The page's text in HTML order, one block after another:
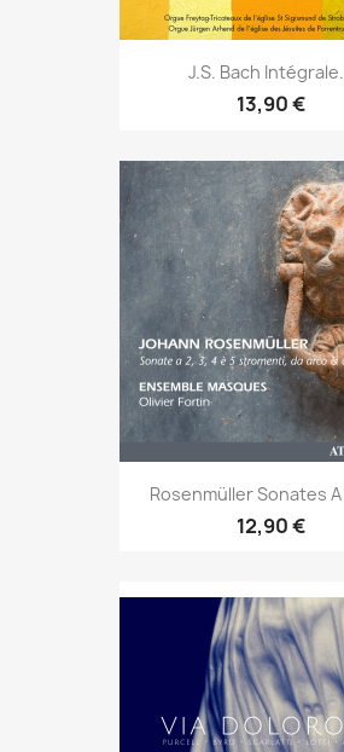
J.S. Bach
13,90 €
Rosenmüller Sonates A
12,90 €